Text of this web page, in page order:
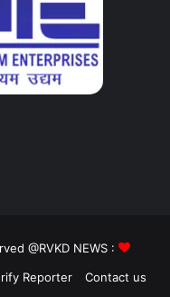
@RVKD NEWS :
Reporter Contact us